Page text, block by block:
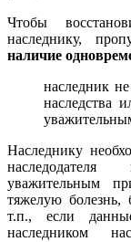
Чтобы
наследнику,
наличие
наследник
наследства
Наследнику
уважительным
тяжелую болезнь,
т.п., если
наследником